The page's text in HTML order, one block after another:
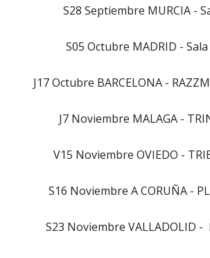
S28 Septiembre MURCIA -
S05 Octubre MADRID -
J17 Octubre BARCELONA -
J7 Noviembre MALAGA -
V15 Noviembre OVIEDO -
S16 Noviembre A CORUÑA -
S23 Noviembre VALLADOLID -